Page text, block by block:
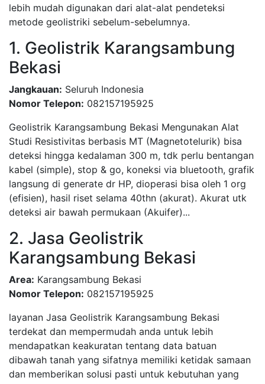
lebih mudah digunakan dari alat-alat pendeteksi
metode geolistriki sebelum-sebelumnya.
1. Geolistrik Karangsambung
Bekasi
Jangkauan: Seluruh Indonesia
Nomor Telepon: 082157195925
Geolistrik Karangsambung Bekasi Mengunakan Alat
Studi Resistivitas berbasis MT (Magnetotelurik) bisa
deteksi hingga kedalaman 300 m, tdk perlu bentangan
kabel (simple), stop & go, koneksi via bluetooth, grafik
langsung di generate dr HP, dioperasi bisa oleh 1 org
(efisien), hasil riset selama 40thn (akurat). Akurat utk
deteksi air bawah permukaan (Akuifer)...
2. Jasa Geolistrik
Karangsambung Bekasi
Area: Karangsambung Bekasi
Nomor Telepon: 082157195925
layanan Jasa Geolistrik Karangsambung Bekasi
terdekat dan mempermudah anda untuk lebih
mendapatkan keakuratan tentang data batuan
dibawah tanah yang sifatnya memiliki ketidak samaan
dan memberikan solusi pasti untuk kebutuhan yang